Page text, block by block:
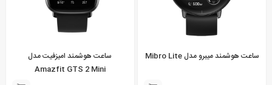
ساعت هوشمند میبرو مدل Mibro Lite
ساعت هوشمند امیزفیت مدل
Amazfit GTS 2 Mini